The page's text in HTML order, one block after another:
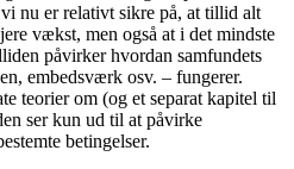
nu er relativt sikre på, at tillid alt
vækst, men også at i det mindste
påvirker hvordan samfundets
embedsværk osv. – fungerer.
teorier om (og et separat kapitel til
ser kun ud til at påvirke
betingelser.